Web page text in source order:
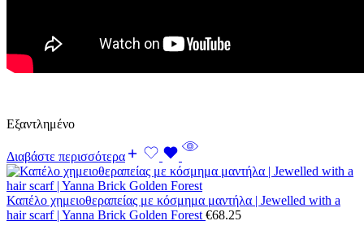
Εξαντλημένο
Διαβάστε περισσότερα
Καπέλο χημειοθεραπείας με κόσμημα μαντήλα | Jewelled with a
hair scarf | Yanna Brick Golden Forest €68.25